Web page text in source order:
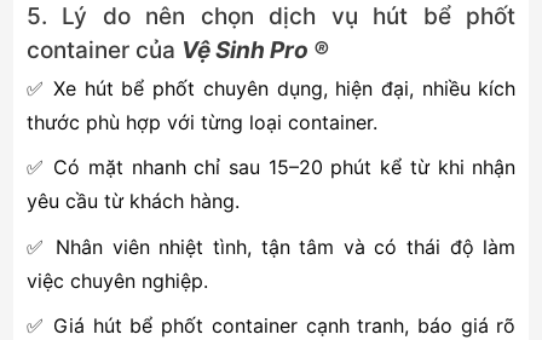
5. Lý do nên chọn dịch vụ hút bể phốt
container của Vệ Sinh Pro ®
✅ Xe hút bể phốt chuyên dụng, hiện đại, nhiều kích
thước phù hợp với từng loại container.
✅ Có mặt nhanh chỉ sau 15–20 phút kể từ khi nhận
yêu cầu từ khách hàng.
✅ Nhân viên nhiệt tình, tận tâm và có thái độ làm
việc chuyên nghiệp.
✅ Giá hút bể phốt container cạnh tranh, báo giá rõ